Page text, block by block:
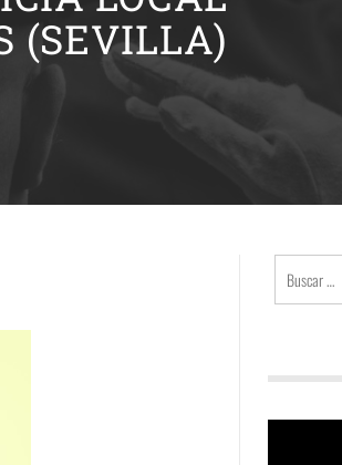
(SEVILLA)
Buscar: